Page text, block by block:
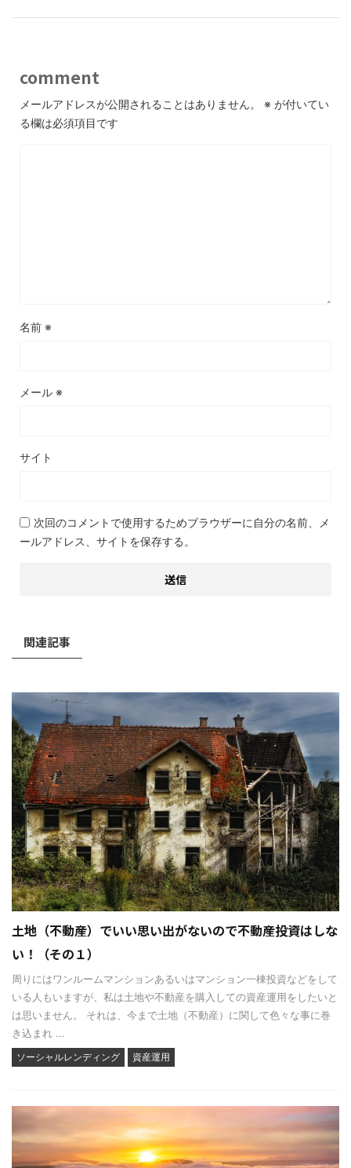
comment
メールアドレスが公開されることはありません。 ※ が付いてい
る欄は必須項目です
名前 ※
メール ※
サイト
次回のコメントで使用するためブラウザーに自分の名前、メ
ールアドレス、サイトを保存する。
関連記事
土地（不動産）でいい思い出がないので不動産投資はしな
い！（その１）
周りにはワンルームマンションあるいはマンション一棟投資などをして
いる人もいますが、私は土地や不動産を購入しての資産運用をしたいと
は思いません。 それは、今まで土地（不動産）に関して色々な事に巻
き込まれ ...
ソーシャルレンディング 資産運用